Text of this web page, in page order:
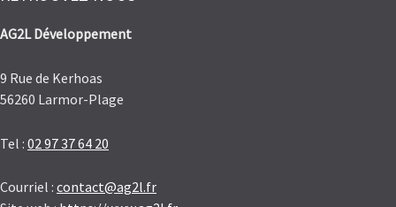
AG2L Développement
9 Rue de Kerhoas
56260 Larmor-Plage
Tel : 02 97 37 64 20
Courriel : contact@ag2l.fr